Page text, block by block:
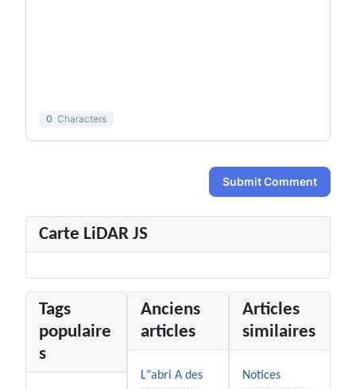
0 Characters
Submit Comment
Carte LiDAR JS
Tags
populaire
s
Anciens
articles
L"abri A des
Articles
similaires
Notices